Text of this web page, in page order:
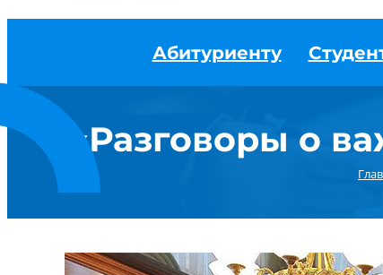
Абитуриенту
«Разговоры о